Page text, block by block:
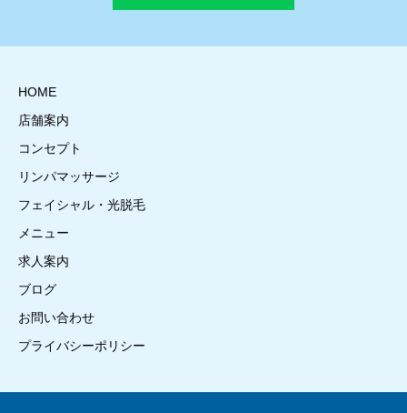
HOME
店舗案内
コンセプト
リンパマッサージ
フェイシャル・光脱毛
メニュー
求人案内
ブログ
お問い合わせ
プライバシーポリシー